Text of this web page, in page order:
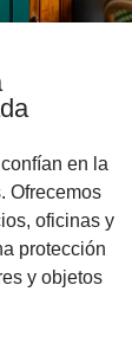
en la
Ofrecemos
oficinas y
protección
y objetos